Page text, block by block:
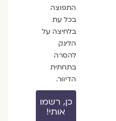
התפוצה
בכל עת
בלחיצה על
הלינק
להסרה
בתחתית
הדיוור.
כן, רשמו
אותי!